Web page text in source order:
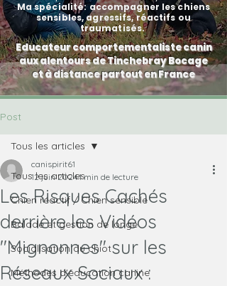
Ma spécialité: accompagner les chiens
sensibles, agressifs, réactifs ou
traumatisés.
Educateur comportementaliste canin
aux alentours de Tinchebray Bocage
et à distance partout en France
Post
Tous les articles
Chien réactif / Chien sensible
Balade et gestion de longe
Socialisation du chiot
Méthodes d'éducation canine
Tous les articles
Les Risques Cachés
derrière les Vidéos
"Mignonnes" sur les
Réseaux Sociaux :
canispirit61
12 juin 20241 min de lecture